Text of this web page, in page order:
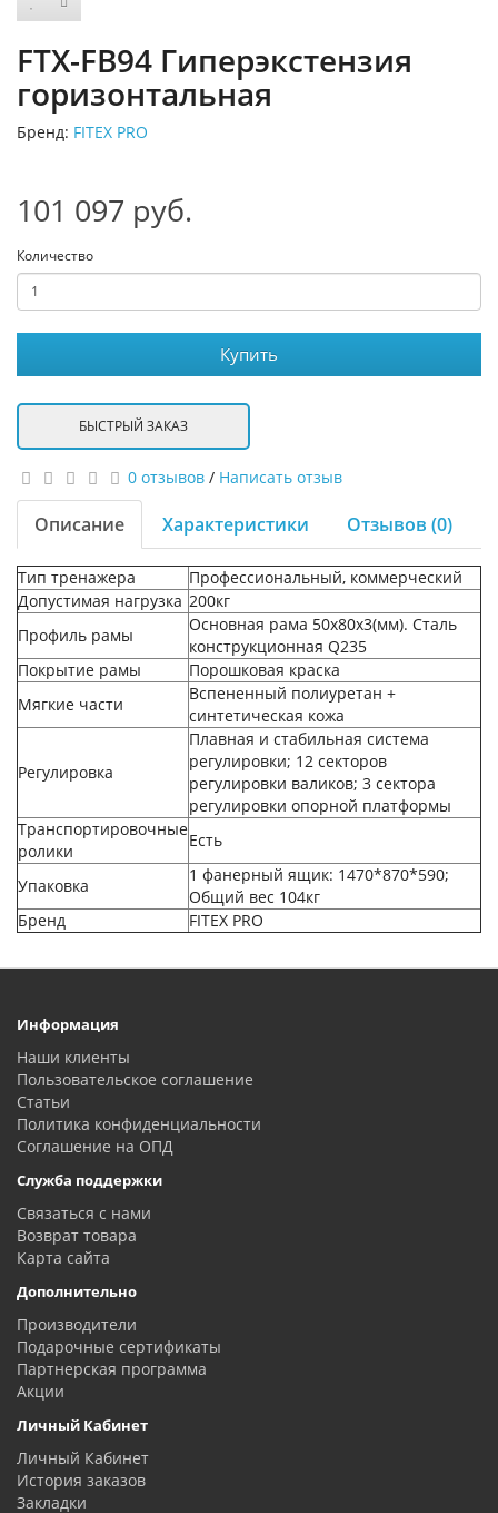
FTX-FB94 Гиперэкстензия
горизонтальная
Бренд: FITEX PRO
101 097 руб.
Количество
Купить
БЫСТРЫЙ ЗАКАЗ
0 отзывов / Написать отзыв
Описание Характеристики Отзывов (0)
Тип тренажера
Профессиональный, коммерческий
Допустимая нагрузка 200кг
Профиль рамы
Основная рама 50х80х3(мм). Сталь
конструкционная Q235
Покрытие рамы
Порошковая краска
Мягкие части
Вспененный полиуретан +
синтетическая кожа
Регулировка
Плавная и стабильная система
регулировки; 12 секторов
регулировки валиков; 3 сектора
регулировки опорной платформы
Транспортировочные
ролики
Есть
Упаковка
1 фанерный ящик: 1470*870*590;
Общий вес 104кг
Бренд
FITEX PRO
Информация
Наши клиенты
Пользовательское соглашение
Статьи
Политика конфиденциальности
Соглашение на ОПД
Служба поддержки
Связаться с нами
Возврат товара
Карта сайта
Дополнительно
Производители
Подарочные сертификаты
Партнерская программа
Акции
Личный Кабинет
Личный Кабинет
История заказов
Закладки